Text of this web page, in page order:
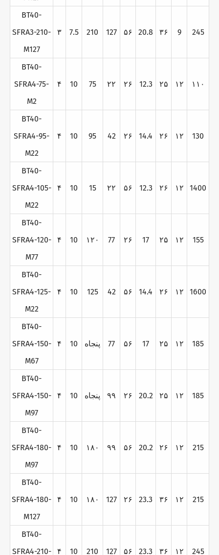
BT40-
SFRA3-210-
M127
۳ 7.5 210 127 ۵۶ 20.8 ۳۶ 9 245
BT40-
SFRA4-75-
M2
۴ 10 75 ۲۲ ۲۶ 12.3 ۲۵ ۱۲ ۱۱۰
BT40-
SFRA4-95-
M22
۴ 10 95 42 ۲۶ 14.4 ۲۶ ۱۲ 130
BT40-
SFRA4-105-
M22
۴ 10 15 ۲۲ ۵۶ 12.3 ۲۶ ۱۲ 1400
BT40-
SFRA4-120-
M77
۴ 10 ۱۲۰ 77 ۲۶ 17 ۲۵ ۱۲ 155
BT40-
SFRA4-125-
M22
۴ 10 125 42 ۵۶ 14.4 ۲۶ ۱۲ 1600
BT40-
SFRA4-150-
M67
۴ 10 پنجاه 77 ۵۶ 17 ۲۵ ۱۲ 185
BT40-
SFRA4-150-
M97
۴ 10 پنجاه ۹۹ ۲۶ 20.2 ۲۵ ۱۲ 185
BT40-
SFRA4-180-
M97
۴ 10 ۱۸۰ ۹۹ ۵۶ 20.2 ۲۶ ۱۲ 215
BT40-
SFRA4-180-
M127
۴ 10 ۱۸۰ 127 ۲۶ 23.3 ۳۶ ۱۲ 215
BT40-
SFRA4-210-
۴ 10 210 127 ۵۶ 23.3 ۳۶ ۱۲ 245